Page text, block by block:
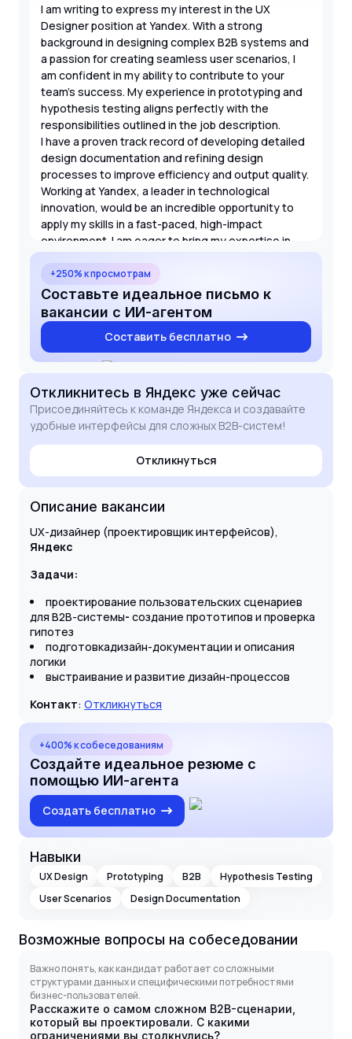
I am writing to express my interest in the UX
Designer position at Yandex. With a strong
background in designing complex B2B systems and
a passion for creating seamless user scenarios, I
am confident in my ability to contribute to your
team's success. My experience in prototyping and
hypothesis testing aligns perfectly with the
responsibilities outlined in the job description.
I have a proven track record of developing detailed
design documentation and refining design
processes to improve efficiency and output quality.
Working at Yandex, a leader in technological
innovation, would be an incredible opportunity to
apply my skills in a fast-paced, high-impact
environment. I am eager to bring my expertise in
interface design to help evolve your B2B products.
+250% к просмотрам
Составьте идеальное письмо к
вакансии с ИИ-агентом
Составить бесплатно
Откликнитесь в Яндекс уже сейчас
Присоединяйтесь к команде Яндекса и создавайте
удобные интерфейсы для сложных B2B-систем!
Откликнуться
Описание вакансии
UX-дизайнер (проектировщик интерфейсов),
Яндекс
Задачи:
проектирование пользовательских сценариев
для B2B-системы- создание прототипов и проверка
гипотез
подготовкадизайн-документации и описания
логики
выстраивание и развитие дизайн-процессов
Контакт: Откликнуться
+400% к собеседованиям
Создайте идеальное резюме с
помощью ИИ-агента
Создать бесплатно
Навыки
UX Design Prototyping B2B
Hypothesis Testing
User Scenarios
Design Documentation
Возможные вопросы на собеседовании
Важно понять, как кандидат работает со сложными
структурами данных и специфическими потребностями
бизнес-пользователей.
Расскажите о самом сложном B2B-сценарии,
который вы проектировали. С какими
ограничениями вы столкнулись?